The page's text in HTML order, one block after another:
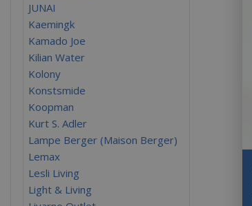
JUNAI
Kaemingk
Kamado Joe
Kilian Water
Kolony
Konstsmide
Koopman
Kurt S. Adler
Lampe Berger (Maison Berger)
Lemax
Lesli Living
Light & Living